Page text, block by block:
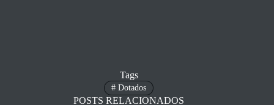
Tags
# Dotados
POSTS RELACIONADOS